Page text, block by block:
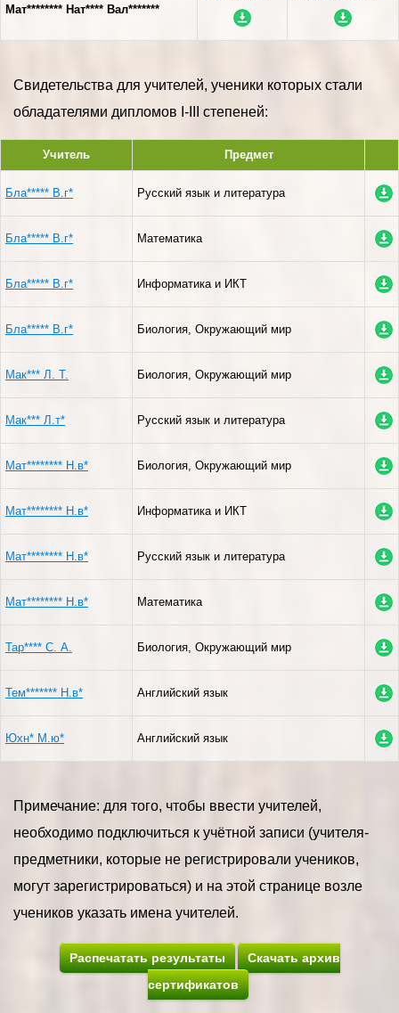
Мат******** Нат**** Вал*******
Свидетельства для учителей, ученики которых стали
обладателями дипломов I-III степеней:
Учитель Предмет
Бла***** В.г* Русский язык и литература
Бла***** В.г* Математика
Бла***** В.г* Информатика и ИКТ
Бла***** В.г* Биология, Окружающий мир
Мак*** Л. Т. Биология, Окружающий мир
Мак*** Л.т* Русский язык и литература
Мат******** Н.в* Биология, Окружающий мир
Мат******** Н.в* Информатика и ИКТ
Мат******** Н.в* Русский язык и литература
Мат******** Н.в* Математика
Тар**** С. А. Биология, Окружающий мир
Тем******* Н.в* Английский язык
Юхн* М.ю* Английский язык
Примечание: для того, чтобы ввести учителей,
необходимо подключиться к учётной записи (учителя-
предметники, которые не регистрировали учеников,
могут зарегистрироваться) и на этой странице возле
учеников указать имена учителей.
Распечатать результаты
Скачать архив
сертификатов